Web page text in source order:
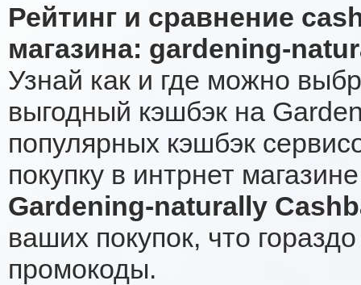
Рейтинг и сравнение
магазина: gardening-
Узнай как и где можно
выгодный кэшбэк на
популярных кэшбэк
покупку в интрнет
Gardening-naturally
ваших покупок, что
промокоды.